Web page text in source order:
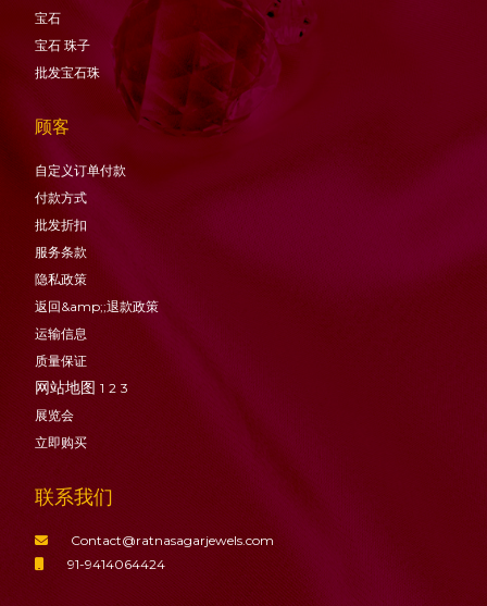
宝石
宝石 珠子
批发宝石珠
顾客
自定义订单付款
付款方式
批发折扣
服务条款
隐私政策
返回&amp;;退款政策
运输信息
质量保证
网站地图 1 2 3
展览会
立即购买
联系我们
Contact@ratnasagarjewels.com
91-9414064424